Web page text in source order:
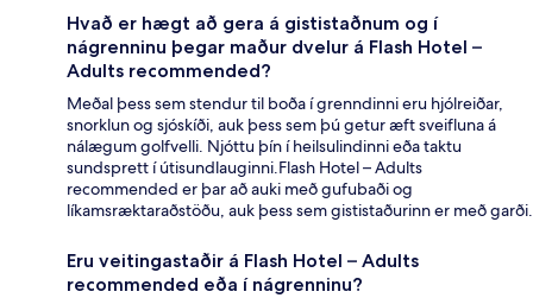
Hvað er hægt að gera á gististaðnum og í
nágrenninu þegar maður dvelur á Flash Hotel –
Adults recommended?
Meðal þess sem stendur til boða í grenndinni eru hjólreiðar,
snorklun og sjóskíði, auk þess sem þú getur æft sveifluna á
nálægum golfvelli. Njóttu þín í heilsulindinni eða taktu
sundsprett í útisundlauginni.Flash Hotel – Adults
recommended er þar að auki með gufubaði og
líkamsræktaraðstöðu, auk þess sem gististaðurinn er með garði.
Eru veitingastaðir á Flash Hotel – Adults
recommended eða í nágrenninu?